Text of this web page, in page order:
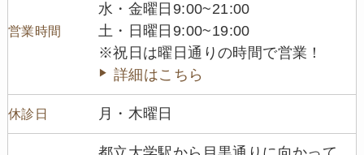
営業時間
水・金曜日9:00~21:00
土・日曜日9:00~19:00
※祝日は曜日通りの時間で営業！
詳細はこちら
休診日 月・木曜日